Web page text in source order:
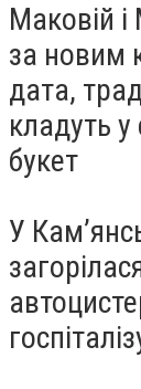
Маковій
за новим
дата,
кладуть
букет
У